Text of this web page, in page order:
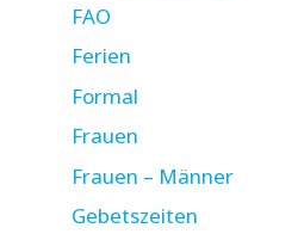
FAO
Ferien
Formal
Frauen
Frauen – Männer
Gebetszeiten